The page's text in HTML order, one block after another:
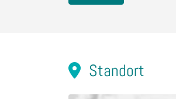
Standort